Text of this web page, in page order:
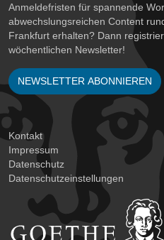
Anmeldefristen für spannende
abwechslungsreichen Content
Frankfurt erhalten? Dann
wöchentlichen Newsletter!
NEWSLETTER ABONNIEREN
Kontakt
Impressum
Datenschutz
Datenschutzeinstellungen